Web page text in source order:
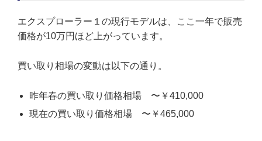
エクスプローラー１の現行モデルは、ここ一年で販売
価格が10万円ほど上がっています。
買い取り相場の変動は以下の通り。
昨年春の買い取り価格相場 〜￥410,000
現在の買い取り価格相場 〜￥465,000